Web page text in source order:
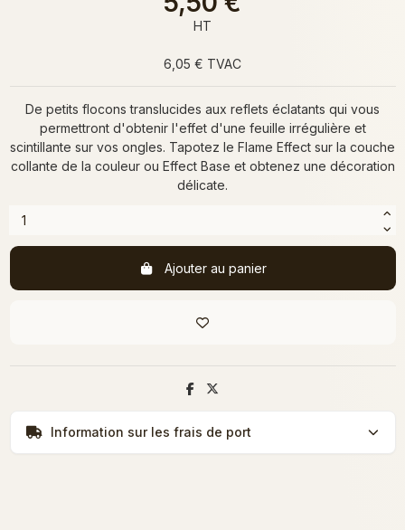
HT
6,05 € TVAC
De petits flocons translucides aux reflets éclatants qui vous
permettront d'obtenir l'effet d'une feuille irrégulière et
scintillante sur vos ongles. Tapotez le Flame Effect sur la couche
collante de la couleur ou Effect Base et obtenez une décoration
délicate.
Ajouter au panier
Information sur les frais de port